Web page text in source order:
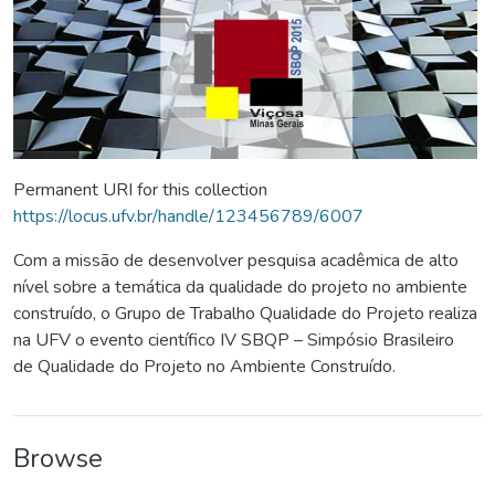
Permanent URI for this collection
https://locus.ufv.br/handle/123456789/6007
Com a missão de desenvolver pesquisa acadêmica de alto
nível sobre a temática da qualidade do projeto no ambiente
construído, o Grupo de Trabalho Qualidade do Projeto realiza
na UFV o evento científico IV SBQP – Simpósio Brasileiro
de Qualidade do Projeto no Ambiente Construído.
Browse